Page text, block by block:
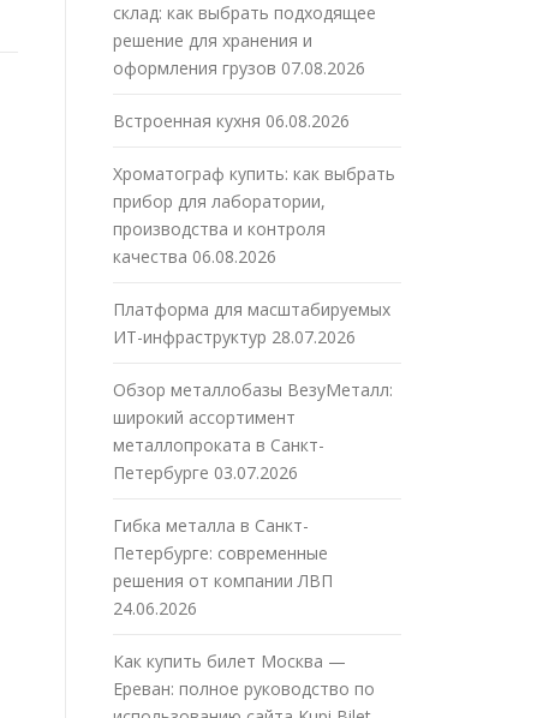
склад: как выбрать подходящее
решение для хранения и
оформления грузов 07.08.2026
Встроенная кухня 06.08.2026
Хроматограф купить: как выбрать
прибор для лаборатории,
производства и контроля
качества 06.08.2026
Платформа для масштабируемых
ИТ-инфраструктур 28.07.2026
Обзор металлобазы ВезуМеталл:
широкий ассортимент
металлопроката в Санкт-
Петербурге 03.07.2026
Гибка металла в Санкт-
Петербурге: современные
решения от компании ЛВП
24.06.2026
Как купить билет Москва —
Ереван: полное руководство по